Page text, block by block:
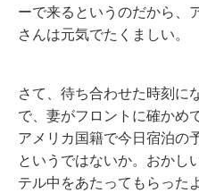
ーで来るというのだから、
さんは元気でたくましい。
さて、待ち合わせた時刻に
で、妻がフロントに確かめ
アメリカ国籍で今日宿泊の
というではないか。おかし
テル中をあたってもらった